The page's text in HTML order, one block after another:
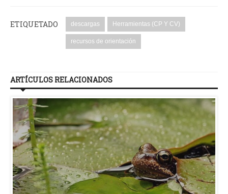
ETIQUETADO descargas Herramientas (CP Y CV)
recursos de orientación
ARTÍCULOS RELACIONADOS